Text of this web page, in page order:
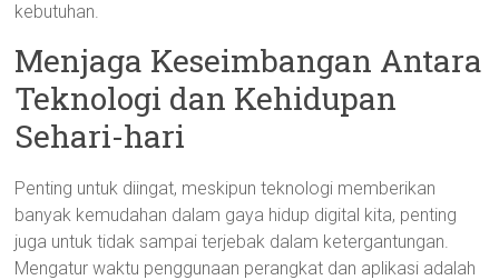
kebutuhan.
Menjaga Keseimbangan Antara
Teknologi dan Kehidupan
Sehari-hari
Penting untuk diingat, meskipun teknologi memberikan
banyak kemudahan dalam gaya hidup digital kita, penting
juga untuk tidak sampai terjebak dalam ketergantungan.
Mengatur waktu penggunaan perangkat dan aplikasi adalah